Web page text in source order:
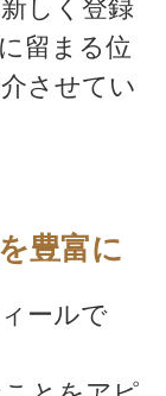
しく登録
留まる位
させてい
豊富に
ールで